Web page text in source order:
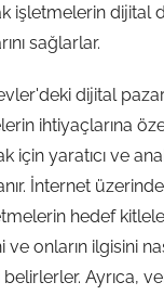
işletmelerin dijital
sağlarlar.
dijital
ihtiyaçlarına
için yaratıcı ve
İnternet
hedef
onların ilgisini
Ayrıca,